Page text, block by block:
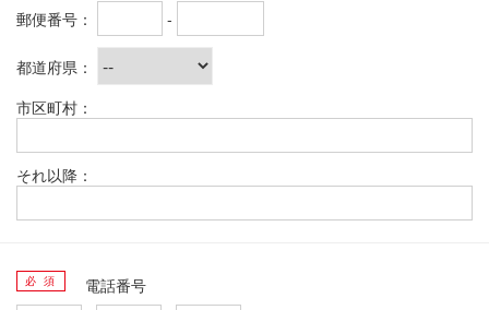
郵便番号： -
都道府県：
市区町村：
それ以降：
電話番号
必 須